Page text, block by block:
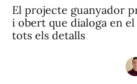
El projecte guanyador
i obert que dialoga en
tots els detalls